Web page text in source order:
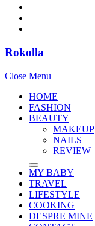
Rokolla
Close Menu
HOME
FASHION
BEAUTY
MAKEUP
NAILS
REVIEW
MY BABY
TRAVEL
LIFESTYLE
COOKING
DESPRE MINE